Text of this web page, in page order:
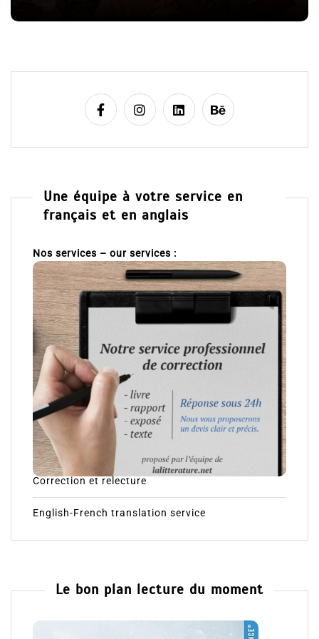
e
Une équipe à votre service en
français et en anglais
Nos services – our services :
Correction et relecture
English-French translation service
Le bon plan lecture du moment